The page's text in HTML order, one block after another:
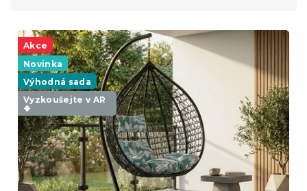
p
u
ů
V
p
o
d
u
k
Akce
Novinka
Výhodná sada
Vyzkoušejte v AR
❖